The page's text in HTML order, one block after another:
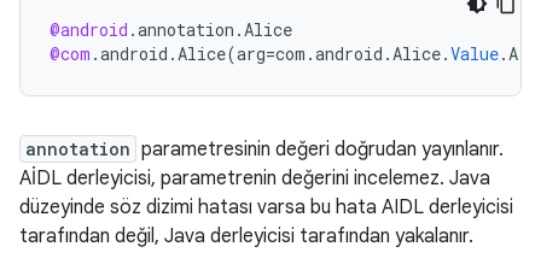
@android .annotation .Alice
@com .android .Alice(arg=com .android .Alice.Value.A
annotation parametresinin değeri doğrudan yayınlanır.
AİDL derleyicisi, parametrenin değerini incelemez. Java
düzeyinde söz dizimi hatası varsa bu hata AIDL derleyicisi
tarafından değil, Java derleyicisi tarafından yakalanır.